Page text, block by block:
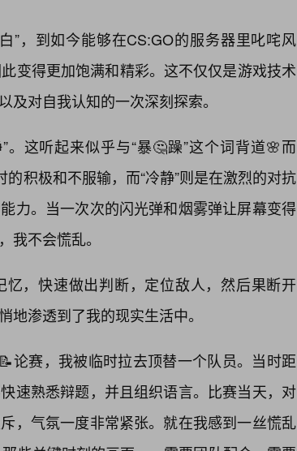
”，到如今能够在CS:GO的服务器里叱咤风
变得更加饱满和精彩。这不仅仅是游戏技术
对自我认知的一次深刻探索。
这听起来似乎与“暴🤔躁”这个词背道🌸而
积极和不服输，而“冷静”则是在激烈的对抗
力。当一次次的闪光弹和烟雾弹让屏幕变得
我不会慌乱。
，快速做出判断，定位敌人，然后果断开
渗透到了我的现实生活中。
论赛，我被临时拉去顶替一个队员。当时距
速熟悉辩题，并且组织语言。比赛当天，对
，气氛一度非常紧张。就在我感到一丝慌乱